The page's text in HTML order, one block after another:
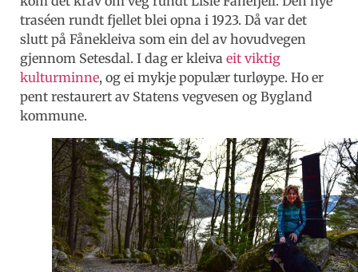
traséen rundt fjellet blei opna i 1923. Då var det
slutt på Fånekleiva som ein del av hovudvegen
gjennom Setesdal. I dag er kleiva eit viktig
kulturminne, og ei mykje populær turløype. Ho er
pent restaurert av Statens vegvesen og Bygland
kommune.